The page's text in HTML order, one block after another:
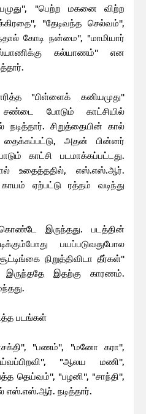
"பெற்ற மகனை விற்ற
"தேடிவந்த செல்வம்'',
கோடி நன்மை'', "மாமியார்
கல்யாணம்'' என
"பிள்ளைக் கனியமுது''
சண்டை போடும் காட்சியில்
சிறுத்தையின் கால்
அதன் பின்னர்
காட்சி படமாக்கப்பட்டது.
உதைத்ததில், எஸ்.எஸ்.ஆர்.
ஏற்பட்டு ரத்தம் வடிந்து
இருந்தது. படத்தின்
பயப்படுவதுபோல
நிறுத்திவிடா தீர்கள்''
இதற்கு காரணம்.
படங்கள்
"பணம்'', "மனோ கரா'',
"ஆலய மணி'',
தெய்வம்'', "பழனி'', "சாந்தி'',
எஸ்.எஸ்.ஆர். நடித்தார்.